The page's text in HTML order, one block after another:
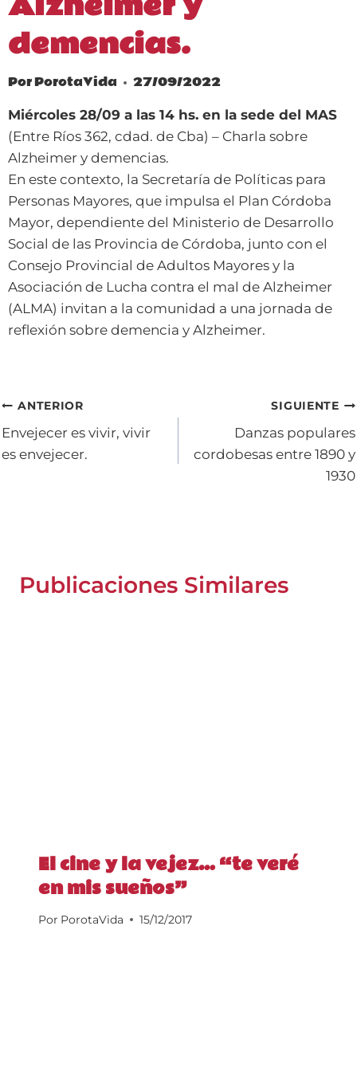
demencias.
PorPorotaVida 27/09/2022
Miércoles 28/09 a las 14 hs. en la sede del MAS
(Entre Ríos 362, cdad. de Cba) – Charla sobre
Alzheimer y demencias.
En este contexto, la Secretaría de Políticas para
Personas Mayores, que impulsa el Plan Córdoba
Mayor, dependiente del Ministerio de Desarrollo
Social de las Provincia de Córdoba, junto con el
Consejo Provincial de Adultos Mayores y la
Asociación de Lucha contra el mal de Alzheimer
(ALMA) invitan a la comunidad a una jornada de
reflexión sobre demencia y Alzheimer.
Navegación
de
ANTERIOR
Envejecer es vivir, vivir
es envejecer.
SIGUIENTE
Danzas populares
cordobesas entre 1890 y
1930
Publicaciones Similares
El cine y la vejez… “te veré
en mis sueños”
Por PorotaVida 15/12/2017